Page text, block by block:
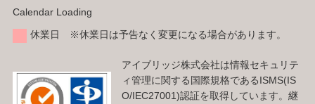
Calendar Loading
休業日 ※休業日は予告なく変更になる場合があります。
アイブリッジ株式会社は情報セキュリテ
ィ管理に関する国際規格であるISMS(IS
O/IEC27001)認証を取得しています。継